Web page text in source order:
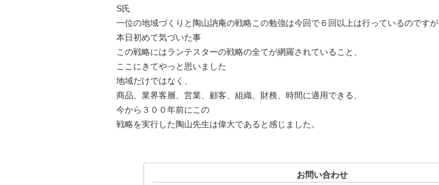
S氏
一位の地域づくりと陶山訥庵の戦略この勉強は今回で６回以上は行っているのですが
本日初めて気づいた事
この戦略にはランテスターの戦略の全てが網羅されていること、
ここにきてやっと思いました
地域だけではなく、
商品、業界客層、営業、顧客、組織、財務、時間に適用できる、
今から３００年前にこの
戦略を実行した陶山先生は偉大であると感じました。
お問い合わせ